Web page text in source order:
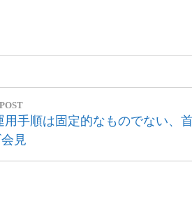
用手順は固定的なものでない、
見